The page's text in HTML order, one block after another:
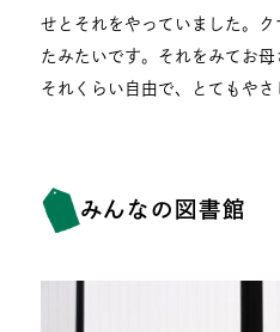
せとそれをやっていました。
たみたいです。それをみてお母
それくらい自由で、とてもやさ
みんなの図書館